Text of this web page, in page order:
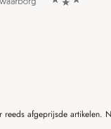
afgeprijsde artikelen.